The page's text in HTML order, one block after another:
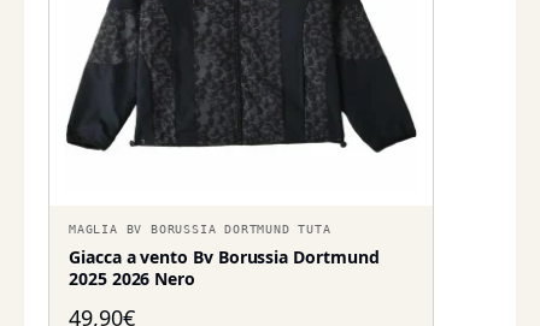
MAGLIA BV BORUSSIA DORTMUND TUTA
Giacca a vento Bv Borussia Dortmund
2025 2026 Nero
49,90€